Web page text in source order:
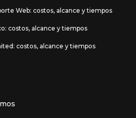
Web: costos, alcance y tiempos
costos, alcance y tiempos
costos, alcance y tiempos